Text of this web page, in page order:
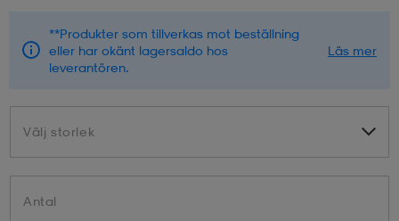
**Produkter som tillverkas mot beställning
eller har okänt lagersaldo hos
leverantören.
Läs mer
Välj storlek
Välj storlek
Antal